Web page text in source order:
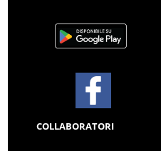
COLLABORATORI